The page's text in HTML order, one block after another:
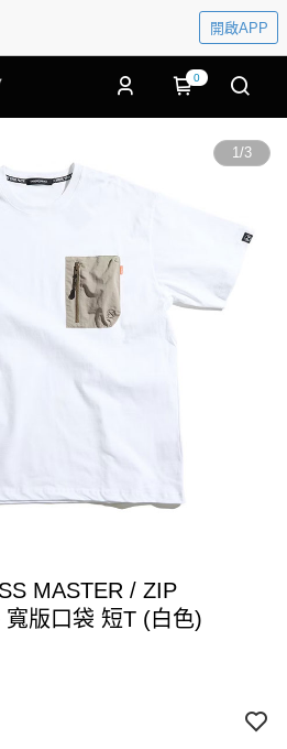
開啟APP
0
1/3
MASTER / ZIP
版口袋 短T (白色)